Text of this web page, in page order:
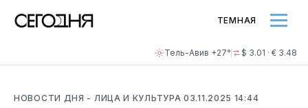
Тель-Авив +27° $ 3.01 · € 3.48
ТЕМНАЯ
НОВОСТИ ДНЯ - ЛИЦА И КУЛЬТУРА03.11.2025 14:44